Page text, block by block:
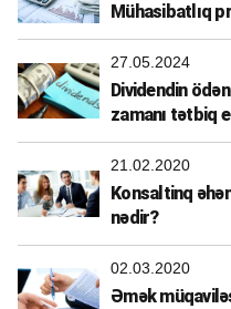
Mühasibatlıq
27.05.2024
Dividendin
zamanı tətbiq
güzəşti
21.02.2020
Konsaltinq
nədir?
02.03.2020
Əmək